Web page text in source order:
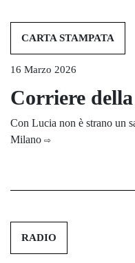
CARTA STAMPATA
16 Marzo 2026
Corriere
Con Lucia non è strano un
Milano ⇨
RADIO